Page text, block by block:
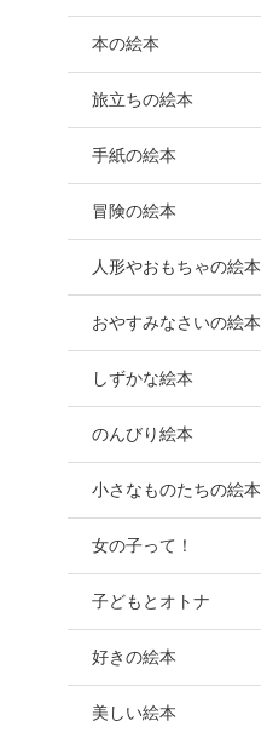
本の絵本
旅立ちの絵本
手紙の絵本
冒険の絵本
人形やおもちゃの絵本
おやすみなさいの絵本
しずかな絵本
のんびり絵本
小さなものたちの絵本
女の子って！
子どもとオトナ
好きの絵本
美しい絵本